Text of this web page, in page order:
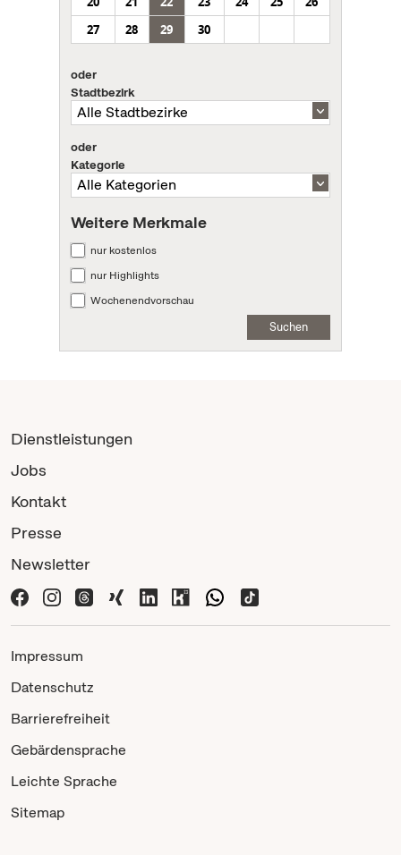
27
28 29 30
oder
Stadtbezirk
oder
Kategorie
Weitere Merkmale
nur kostenlos
nur Highlights
Wochenendvorschau
Suchen
Dienstleistungen
Jobs
Kontakt
Presse
Newsletter
Impressum
Datenschutz
Barrierefreiheit
Gebärdensprache
Leichte Sprache
Sitemap